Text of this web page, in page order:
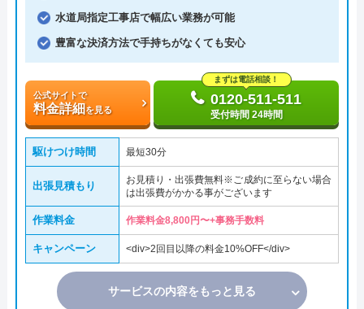
水道局指定工事店で幅広い業務が可能
豊富な決済方法で手持ちがなくても安心
公式サイトで
料金詳細を見る
まずは電話相談！
0120-511-511
受付時間 24時間
駆けつけ時間 最短30分
出張見積もり
お見積り・出張費無料※ご成約に至らない場合
は出張費がかかる事がございます
作業料金 作業料金8,800円〜+事務手数料
キャンペーン <div>2回目以降の料金10%OFF</div>
サービスの内容をもっと見る